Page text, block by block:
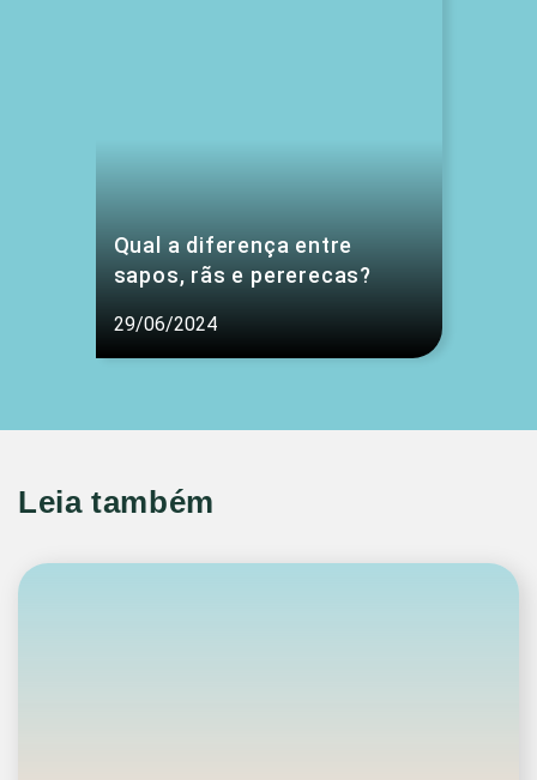
Qual a diferença entre
sapos, rãs e pererecas?
29/06/2024
Leia também